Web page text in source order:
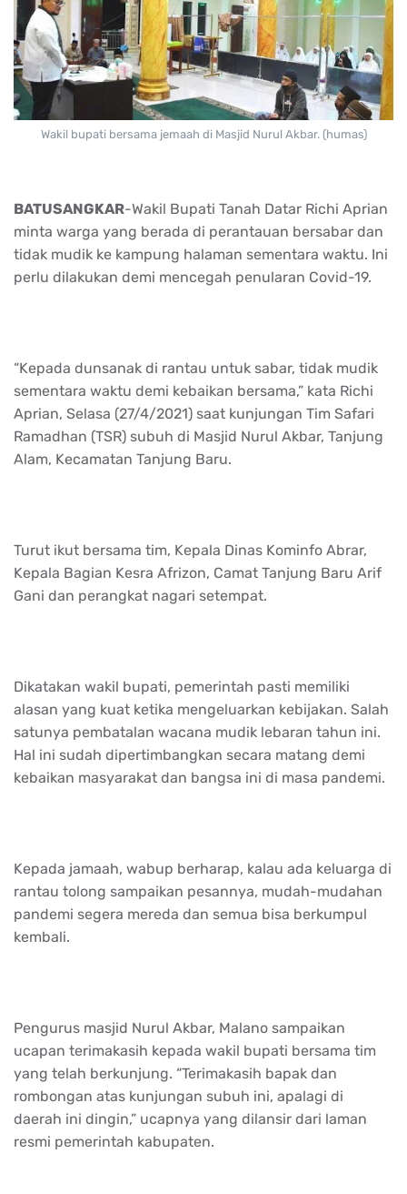
Wakil bupati bersama jemaah di Masjid Nurul Akbar. (humas)
BATUSANGKAR-Wakil Bupati Tanah Datar Richi Aprian
minta warga yang berada di perantauan bersabar dan
tidak mudik ke kampung halaman sementara waktu. Ini
perlu dilakukan demi mencegah penularan Covid-19.
“Kepada dunsanak di rantau untuk sabar, tidak mudik
sementara waktu demi kebaikan bersama,” kata Richi
Aprian, Selasa (27/4/2021) saat kunjungan Tim Safari
Ramadhan (TSR) subuh di Masjid Nurul Akbar, Tanjung
Alam, Kecamatan Tanjung Baru.
Turut ikut bersama tim, Kepala Dinas Kominfo Abrar,
Kepala Bagian Kesra Afrizon, Camat Tanjung Baru Arif
Gani dan perangkat nagari setempat.
Dikatakan wakil bupati, pemerintah pasti memiliki
alasan yang kuat ketika mengeluarkan kebijakan. Salah
satunya pembatalan wacana mudik lebaran tahun ini.
Hal ini sudah dipertimbangkan secara matang demi
kebaikan masyarakat dan bangsa ini di masa pandemi.
Kepada jamaah, wabup berharap, kalau ada keluarga di
rantau tolong sampaikan pesannya, mudah-mudahan
pandemi segera mereda dan semua bisa berkumpul
kembali.
Pengurus masjid Nurul Akbar, Malano sampaikan
ucapan terimakasih kepada wakil bupati bersama tim
yang telah berkunjung. “Terimakasih bapak dan
rombongan atas kunjungan subuh ini, apalagi di
daerah ini dingin,” ucapnya yang dilansir dari laman
resmi pemerintah kabupaten.